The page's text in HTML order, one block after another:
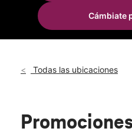
Sáb.:
Dom.:
11:00 a.m. a 6:00
7151 W 48th St Fremont, MI
Cámbiate
Todas las ubicaciones